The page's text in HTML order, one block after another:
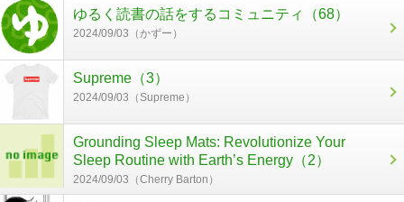
ゆるく読書の話をするコミュニティ（68）
2024/09/03（かずー）
Supreme（3）
2024/09/03（Supreme）
Grounding Sleep Mats: Revolutionize Your
Sleep Routine with Earth’s Energy（2）
2024/09/03（Cherry Barton）